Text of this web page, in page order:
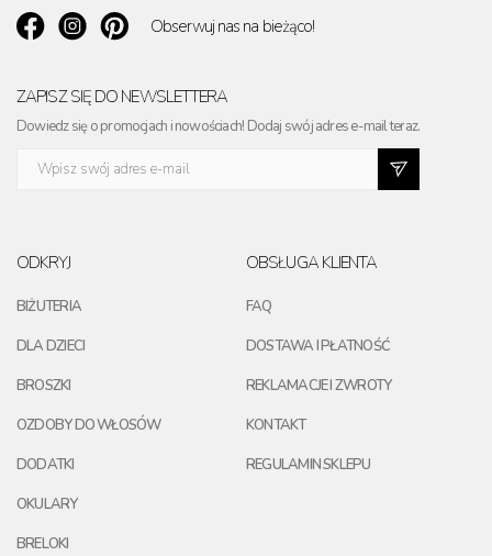
Obserwuj nas na bieżąco!
ZAPISZ SIĘ DO NEWSLETTERA
Dowiedz się o promocjach i nowościach! Dodaj swój adres e-mail teraz.
ODKRYJ
BIŻUTERIA
DLA DZIECI
BROSZKI
OZDOBY DO WŁOSÓW
DODATKI
OKULARY
BRELOKI
OBSŁUGA KLIENTA
FAQ
DOSTAWA I PŁATNOŚĆ
REKLAMACJE I ZWROTY
KONTAKT
REGULAMIN SKLEPU